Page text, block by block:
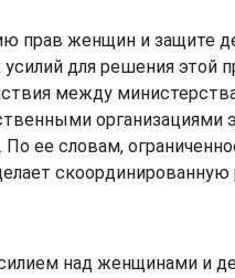
прав женщин и защите
для решения этой
между
организациями
ее словам,
над женщинами и